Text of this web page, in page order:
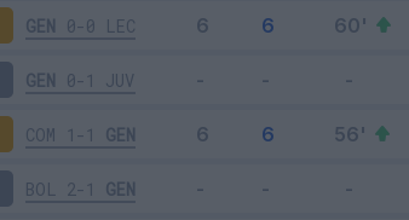
GEN 0-0 LEC
GEN 0-1 JUV
COM 1-1 GEN
BOL 2-1 GEN